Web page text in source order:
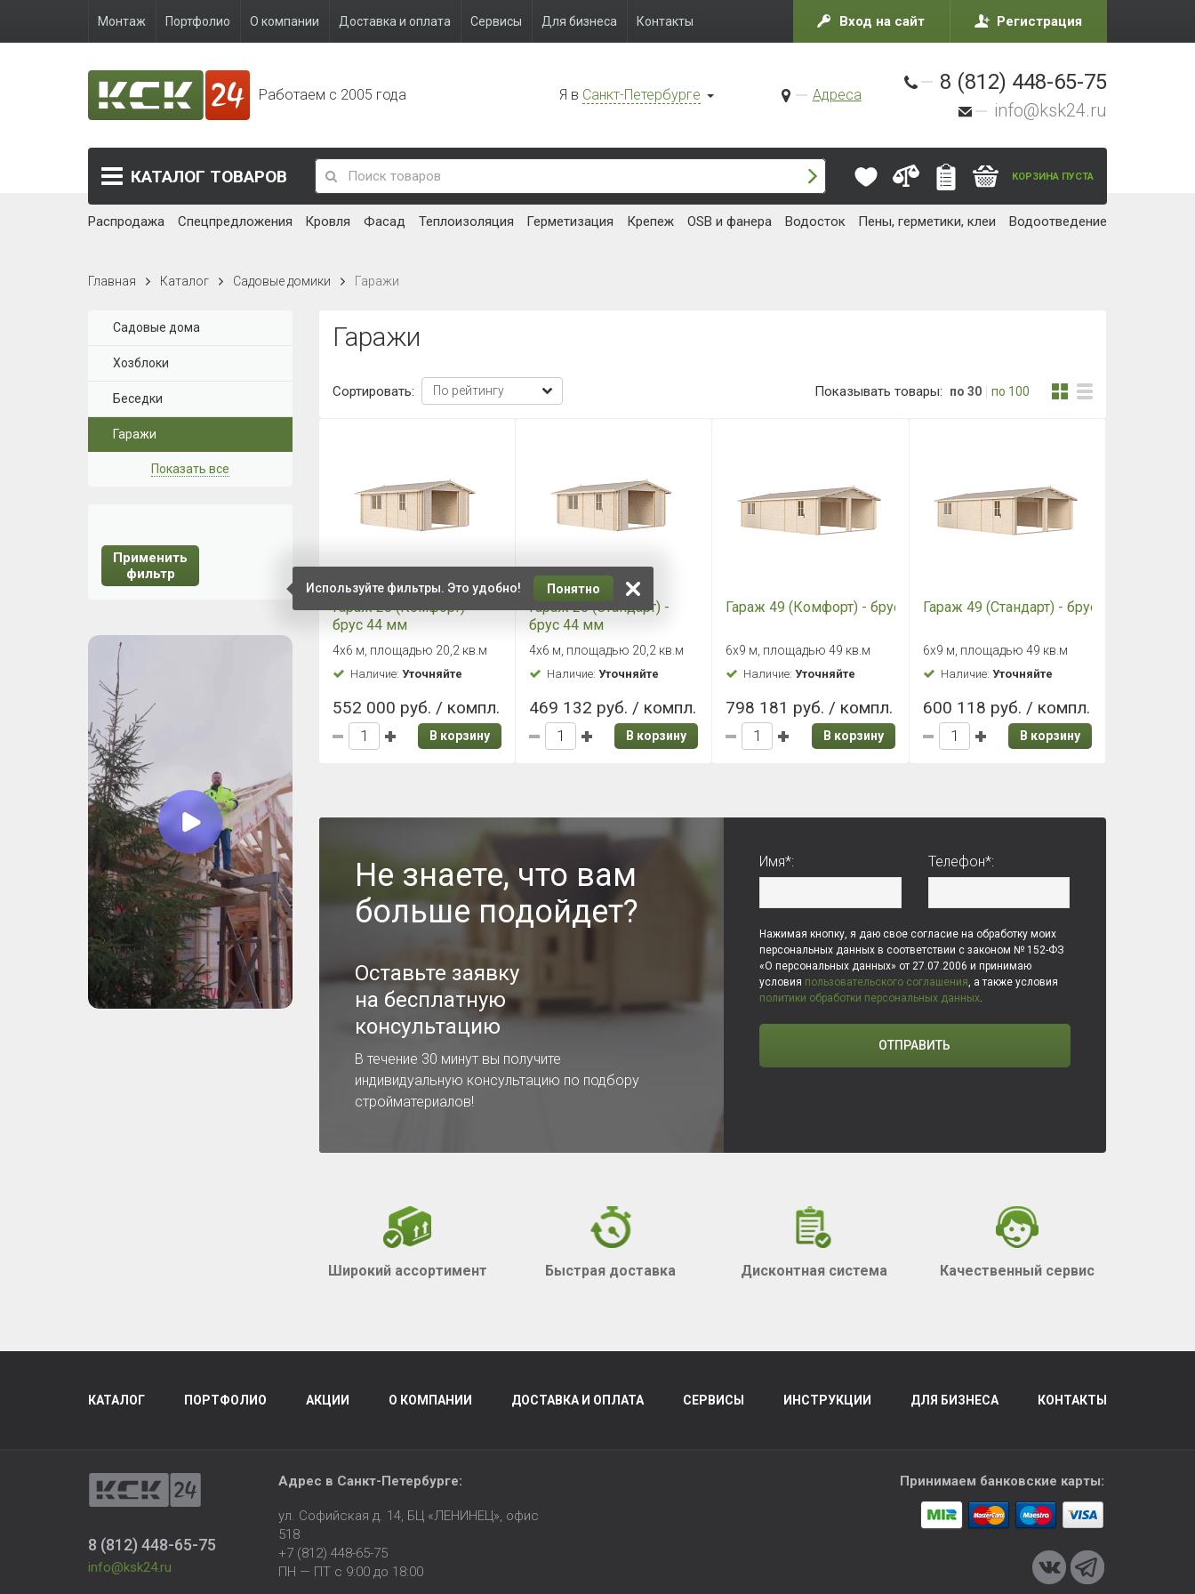
Монтаж Портфолио О компании Доставка и оплата Сервисы Для бизнеса Контакты Вход на сайт Регистрация
Работаем с 2005 года Я в Санкт-Петербурге Адреса
8 (812) 448-65-75
info@ksk24.ru
КАТАЛОГ ТОВАРОВ КОРЗИНА ПУСТА
Распродажа Спецпредложения Кровля Фасад Теплоизоляция Герметизация Крепеж OSB и фанера Водосток Пены, герметики, клеи Водоотведение
Главная Каталог Садовые домики Гаражи
Гаражи
Сортировать: Показывать товары: по 30 по 100
Гараж 20 (Комфорт) -
брус 44 мм
4х6 м, площадью 20,2 кв.м
Наличие: Уточняйте
552 000 руб. / компл.
В корзину
Гараж 20 (Стандарт) -
брус 44 мм
4х6 м, площадью 20,2 кв.м
Наличие:Уточняйте
469 132 руб. / компл.
В корзину
Гараж 49 (Комфорт) - брус 44 мм
6х9 м, площадью 49 кв.м
Наличие:Уточняйте
798 181 руб. / компл.
В корзину
Гараж 49 (Стандарт) - брус 44 мм
6х9 м, площадью 49 кв.м
Наличие: Уточняйте
600 118 руб. / компл.
В корзину
Не знаете, что вам
больше подойдет?
Оставьте заявку
на бесплатную
консультацию
В течение 30 минут вы получите
индивидуальную консультацию по подбору
стройматериалов!
Имя*: Телефон*:
Нажимая кнопку, я даю свое согласие на обработку моих
персональных данных в соответствии с законом № 152-ФЗ
«О персональных данных» от 27.07.2006 и принимаю
условия пользовательского соглашения, а также условия
политики обработки персональных данных.
ОТПРАВИТЬ
Широкий ассортимент Быстрая доставка Дисконтная система Качественный сервис
Садовые дома
Хозблоки
Беседки
Гаражи
Показать все
Используйте фильтры. Это удобно! Понятно
Применить
фильтр
КАТАЛОГ ПОРТФОЛИО АКЦИИ О КОМПАНИИ ДОСТАВКА И ОПЛАТА СЕРВИСЫ ИНСТРУКЦИИ ДЛЯ БИЗНЕСА КОНТАКТЫ
8 (812) 448-65-75
info@ksk24.ru
Адрес в Санкт-Петербурге:
ул. Софийская д. 14, БЦ «ЛЕНИНЕЦ», офис
518
+7 (812) 448-65-75
ПН — ПТ с 9:00 до 18:00
Принимаем банковские карты: